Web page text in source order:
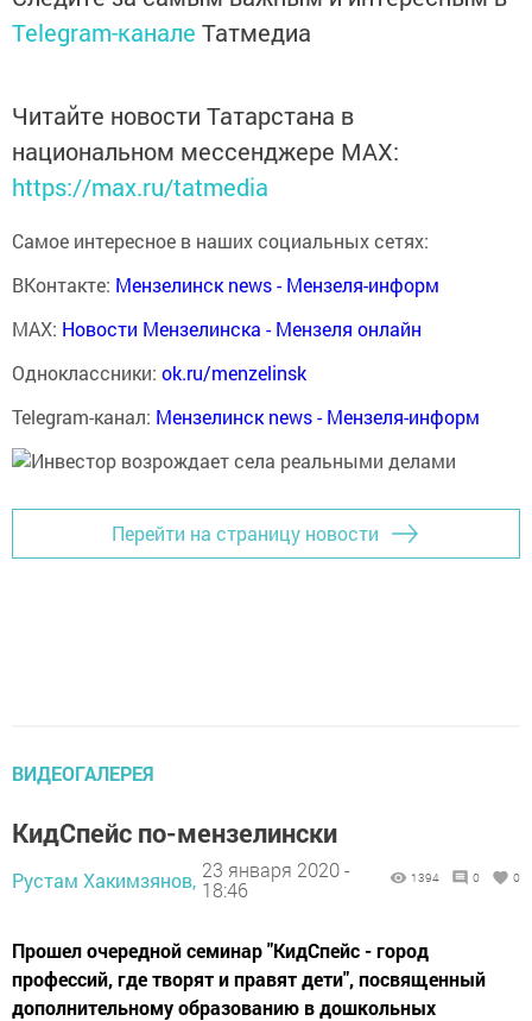
Telegram-канале Татмедиа
Читайте новости Татарстана в
национальном мессенджере MАХ:
https://max.ru/tatmedia
Самое интересное в наших социальных сетях:
ВКонтакте: Мензелинск news - Мензеля-информ
MAX: Новости Мензелинска - Мензеля онлайн
Одноклассники: ok.ru/menzelinsk
Telegram-канал: Мензелинск news - Мензеля-информ
Перейти на страницу новости
ВИДЕОГАЛЕРЕЯ
КидСпейс по-мензелински
Рустам Хакимзянов, 23 января 2020 -
18:46
1394 0 0
Прошел очередной семинар "КидСпейс - город
профессий, где творят и правят дети", посвященный
дополнительному образованию в дошкольных